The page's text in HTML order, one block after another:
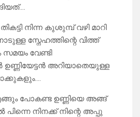
നിന്ന കുശുമ്പ് വഴി മാറി
സ്നേഹത്തിന്റെ വിത്ത്
വേണ്ടി
ഉണ്ണിയേട്ടൻ അറിയാതെയുള്ള
പോകണ്ട ഉണ്ണിയെ അങ്ങ്
പിന്നെ നിനക്ക് നിന്റെ അപ്പു